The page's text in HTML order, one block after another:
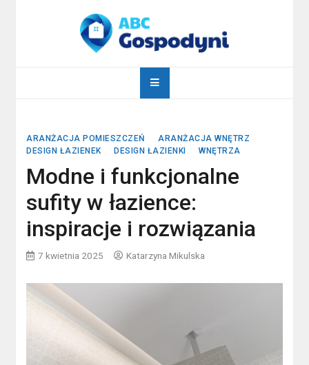
abcgospodyni.pl
ARANŻACJA POMIESZCZEŃ
ARANŻACJA WNĘTRZ
DESIGN ŁAZIENEK
DESIGN ŁAZIENKI WNĘTRZA
Modne i funkcjonalne
sufity w łazience:
inspiracje i rozwiązania
7 kwietnia 2025 Katarzyna Mikulska